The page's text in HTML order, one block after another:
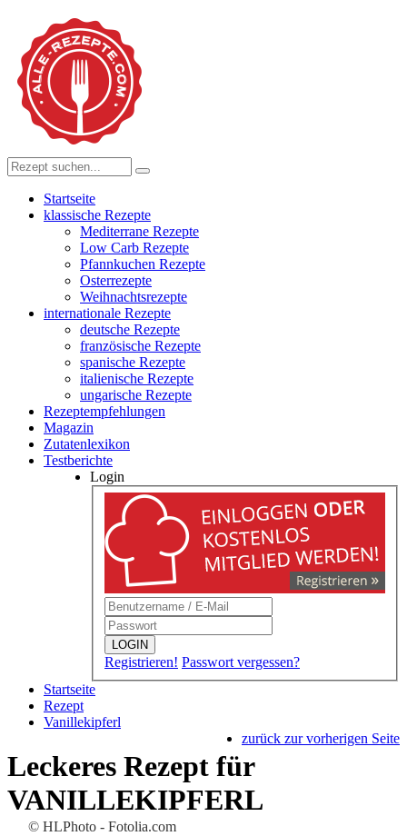
Startseite
klassische Rezepte
Mediterrane Rezepte
Low Carb Rezepte
Pfannkuchen Rezepte
Osterrezepte
Weihnachtsrezepte
internationale Rezepte
deutsche Rezepte
französische Rezepte
spanische Rezepte
italienische Rezepte
ungarische Rezepte
Rezeptempfehlungen
Magazin
Zutatenlexikon
Testberichte
Login
LOGIN
Registrieren! Passwort vergessen?
Startseite
Rezept
Vanillekipferl
zurück zur vorherigen Seite
Leckeres Rezept für
VANILLEKIPFERL
© HLPhoto - Fotolia.com